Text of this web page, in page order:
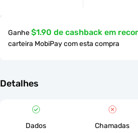
Ganhe$1.90 de cashback em
carteira MobiPay com esta compra
Detalhes
Dados Chamadas